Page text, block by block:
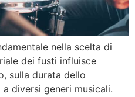
nella scelta di
dei fusti influisce
sulla durata dello
diversi generi musicali.